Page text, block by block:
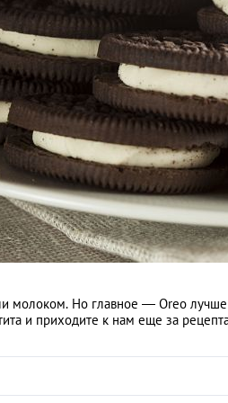
молоком. Но главное — Oreo
и приходите к нам еще за